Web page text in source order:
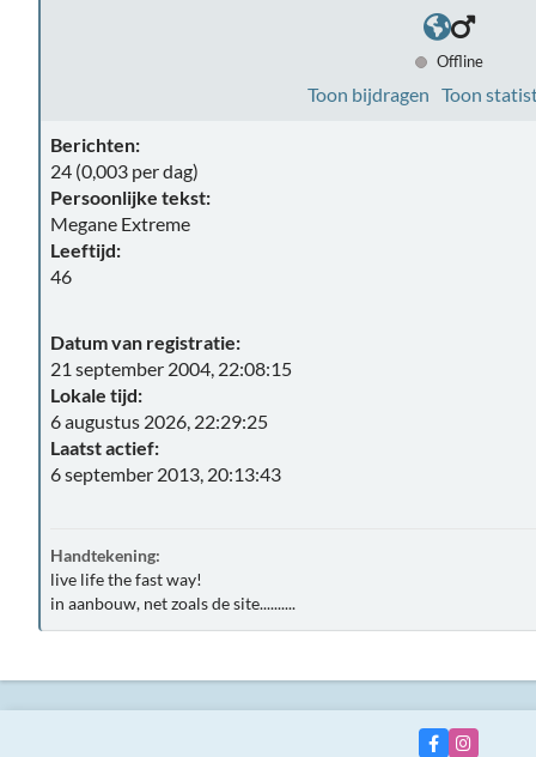
Offline
Toon bijdragen Toon
Berichten:
24 (0,003 per dag)
Persoonlijke tekst:
Megane Extreme
Leeftijd:
46
Datum van registratie:
21 september 2004, 22:08:15
Lokale tijd:
6 augustus 2026, 22:29:25
Laatst actief:
6 september 2013, 20:13:43
Handtekening:
live life the fast way!
in aanbouw, net zoals de site..........